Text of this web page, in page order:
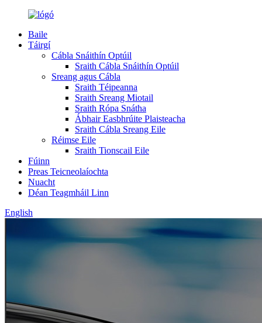
Baile
Táirgí
Cábla Snáithín Optúil
Sraith Cábla Snáithín Optúil
Sreang agus Cábla
Sraith Téipeanna
Sraith Sreang Miotail
Sraith Rópa Snátha
Ábhair Easbhrúite Plaisteacha
Sraith Cábla Sreang Eile
Réimse Eile
Sraith Tionscail Eile
Fúinn
Preas Teicneolaíochta
Nuacht
Déan Teagmháil Linn
English